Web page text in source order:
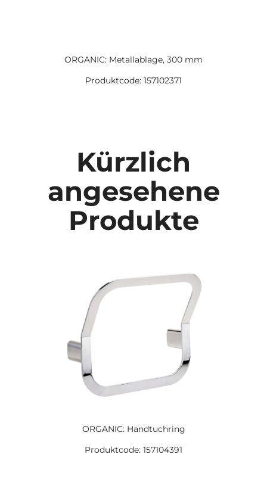
ORGANIC: Metallablage, 300 mm
Produktcode: 157102371
Kürzlich
angesehene
Produkte
ORGANIC: Handtuchring
Produktcode: 157104391